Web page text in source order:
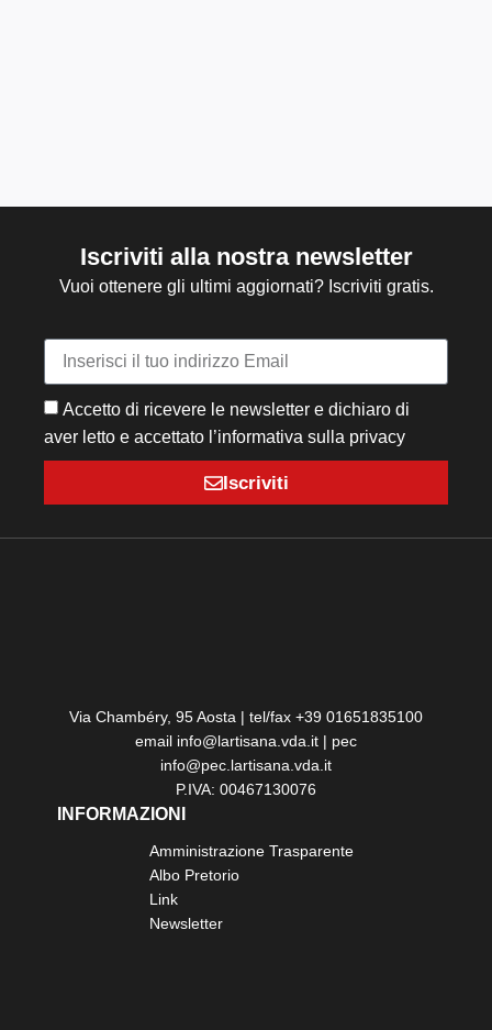
Iscriviti alla nostra newsletter
Vuoi ottenere gli ultimi aggiornati? Iscriviti gratis.
Accetto di ricevere le newsletter e dichiaro di
aver letto e accettato l’informativa sulla privacy
Iscriviti
Via Chambéry, 95 Aosta | tel/fax +39 01651835100
email info@lartisana.vda.it | pec
info@pec.lartisana.vda.it
P.IVA: 00467130076
INFORMAZIONI
Amministrazione Trasparente
Albo Pretorio
Link
Newsletter